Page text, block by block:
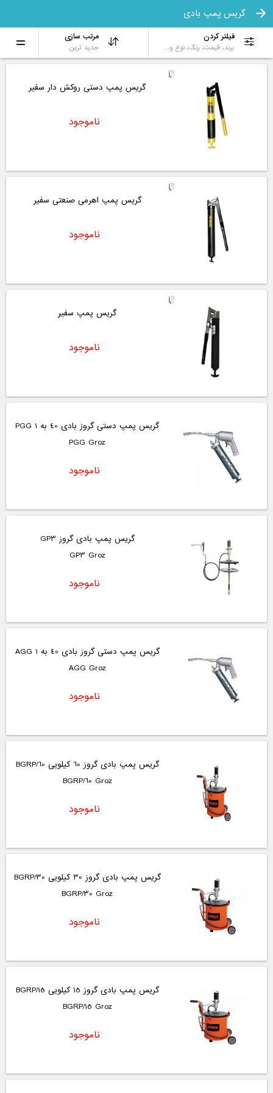
گریس پمپ بادی
فیلتر کردن
برند، قیمت، رنگ، نوع و...
مرتب سازی
جدید ترین
گریس پمپ دستی روکش دار سفیر
ناموجود
گریس پمپ اهرمی صنعتی سفیر
ناموجود
گریس پمپ سفیر
ناموجود
گریس پمپ دستی گروز بادی 40 به 1 PGG
PGG Groz
ناموجود
گریس پمپ بادی گروز GP3
GP3 Groz
ناموجود
گریس پمپ دستی گروز بادی 40 به 1 AGG
AGG Groz
ناموجود
گریس پمپ بادی گروز 60 کیلویی BGRP/60
BGRP/60 Groz
ناموجود
گریس پمپ بادی گروز 30 کیلویی BGRP/30
BGRP/30 Groz
ناموجود
گریس پمپ بادی گروز 15 کیلویی BGRP/15
BGRP/15 Groz
ناموجود